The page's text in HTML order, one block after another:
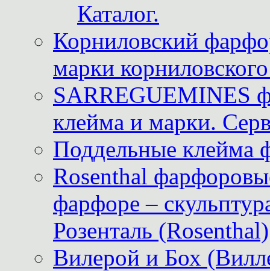
Каталог.
Корниловский
марки
SARREGUEMINES
клейма и марки.
Поддельные клейма
Rosenthal
фарфоре –
Розенталь (Rosenthal)
Вилерой и Бох